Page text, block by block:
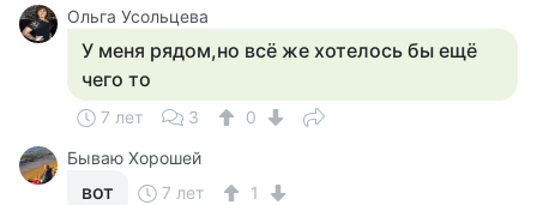
Ольга Усольцева
У меня рядом,но всё же хотелось бы ещё
чего то
7 лет 3
0
Бываю Хорошей
вот 7 лет 1